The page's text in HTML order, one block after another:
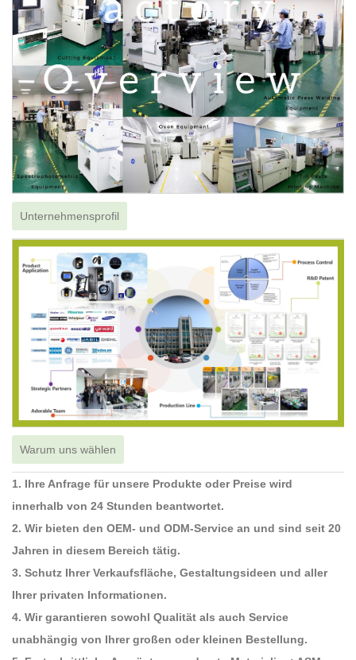
Unternehmensprofil
Warum uns wählen
1. Ihre Anfrage für unsere Produkte oder Preise wird
innerhalb von 24 Stunden beantwortet.
2. Wir bieten den OEM- und ODM-Service an und sind seit 20
Jahren in diesem Bereich tätig.
3. Schutz Ihrer Verkaufsfläche, Gestaltungsideen und aller
Ihrer privaten Informationen.
4. Wir garantieren sowohl Qualität als auch Service
unabhängig von Ihrer großen oder kleinen Bestellung.